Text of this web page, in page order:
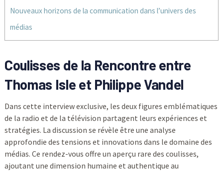
Nouveaux horizons de la communication dans l’univers des
médias
Coulisses de la Rencontre entre
Thomas Isle et Philippe Vandel
Dans cette interview exclusive, les deux figures emblématiques
de la radio et de la télévision partagent leurs expériences et
stratégies. La discussion se révèle être une analyse
approfondie des tensions et innovations dans le domaine des
médias. Ce rendez-vous offre un aperçu rare des coulisses,
ajoutant une dimension humaine et authentique au